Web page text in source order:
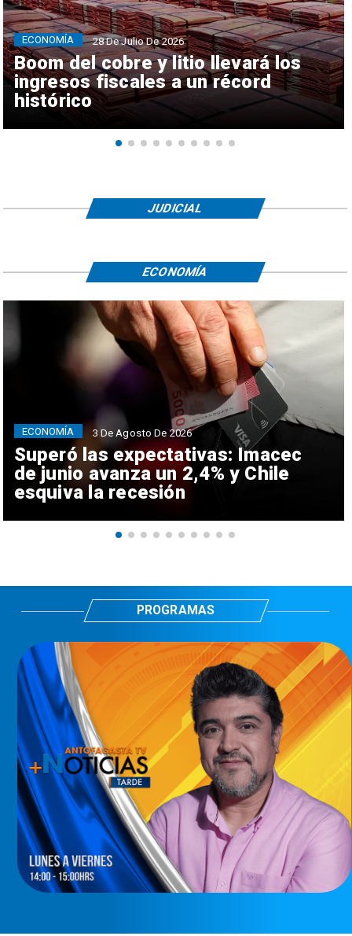
Boom del cobre y litio llevará los
ingresos fiscales a un récord
histórico
ECONOMÍA 28 De Julio De 2026
JUDICIAL
Superó las expectativas: Imacec
de junio avanza un 2,4% y Chile
esquiva la recesión
ECONOMÍA 3 De Agosto De 2026
ECONOMÍA
PROGRAMAS